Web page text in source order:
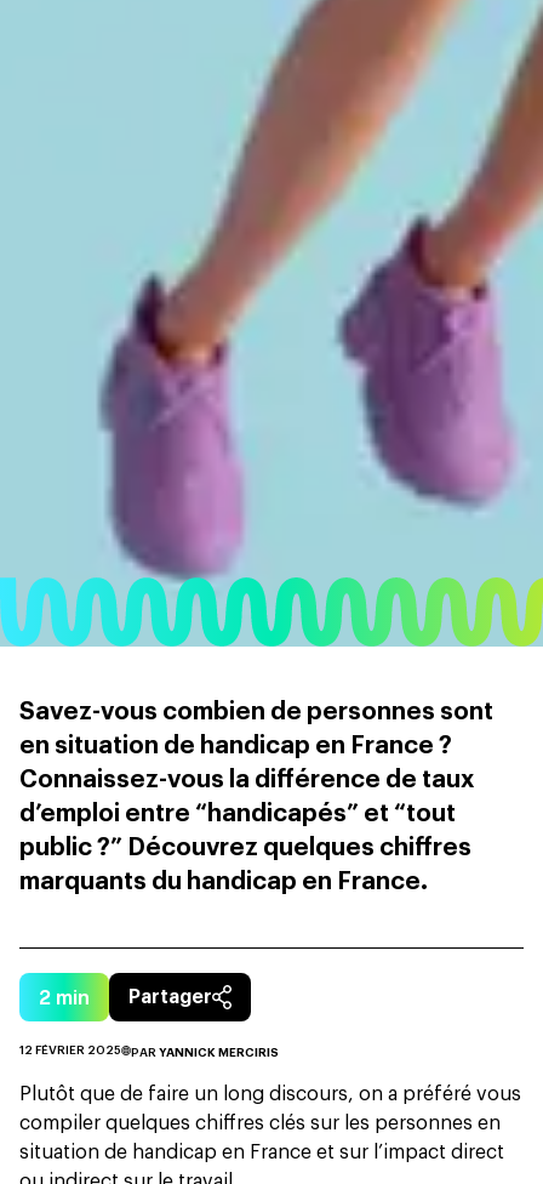
Savez-vous combien de personnes sont
en situation de handicap en France ?
Connaissez-vous la différence de taux
d’emploi entre “handicapés” et “tout
public ?” Découvrez quelques chiffres
marquants du handicap en France.
2 min Partager
12 FÉVRIER 2025 PAR YANNICK MERCIRIS
Plutôt que de faire un long discours, on a préféré vous
compiler quelques chiffres clés sur les personnes en
situation de handicap en France et sur l’impact direct